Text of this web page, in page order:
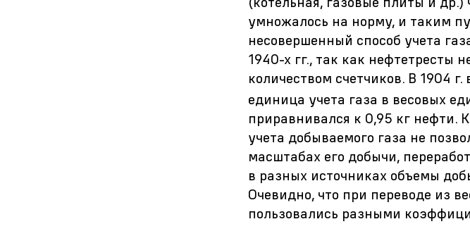
умножалось на норму, и таким
несовершенный способ учета
1940-х гг., так как нефтетресты
количеством счетчиков. В 1904
единица учета газа в весовых
приравнивался к 0,95 кг нефти.
учета добываемого газа не
масштабах его добычи,
в разных источниках объемы
Очевидно, что при переводе из
пользовались разными